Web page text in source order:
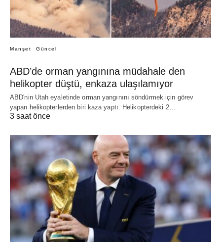
Manşet Güncel
ABD’de orman yangınına müdahale den
helikopter düştü, enkaza ulaşılamıyor
ABD'nin Utah eyaletinde orman yangınını söndürmek için görev
yapan helikopterlerden biri kaza yaptı. Helikopterdeki 2…
3 saat önce